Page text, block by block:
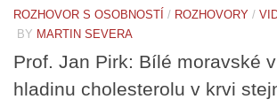
ROZHOVOR S OSOBNOSTÍ / ROZHOVORY /
BY MARTIN SEVERA
Prof. Jan Pirk: Bílé moravské
hladinu cholesterolu v krvi